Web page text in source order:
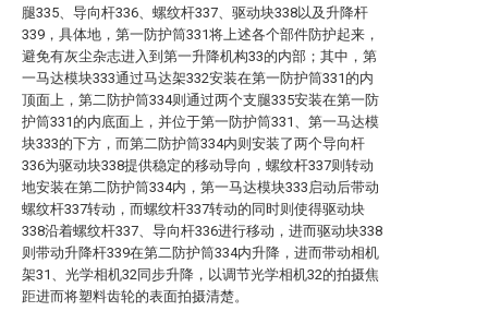
腿335、导向杆336、螺纹杆337、驱动块338以及升降杆
339，具体地，第一防护筒331将上述各个部件防护起来，
避免有灰尘杂志进入到第一升降机构33的内部；其中，第
一马达模块333通过马达架332安装在第一防护筒331的内
顶面上，第二防护筒334则通过两个支腿335安装在第一防
护筒331的内底面上，并位于第一防护筒331、第一马达模
块333的下方，而第二防护筒334内则安装了两个导向杆
336为驱动块338提供稳定的移动导向，螺纹杆337则转动
地安装在第二防护筒334内，第一马达模块333启动后带动
螺纹杆337转动，而螺纹杆337转动的同时则使得驱动块
338沿着螺纹杆337、导向杆336进行移动，进而驱动块338
则带动升降杆339在第二防护筒334内升降，进而带动相机
架31、光学相机32同步升降，以调节光学相机32的拍摄焦
距进而将塑料齿轮的表面拍摄清楚。